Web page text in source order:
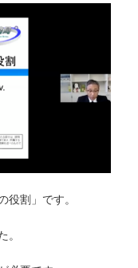
割」です。